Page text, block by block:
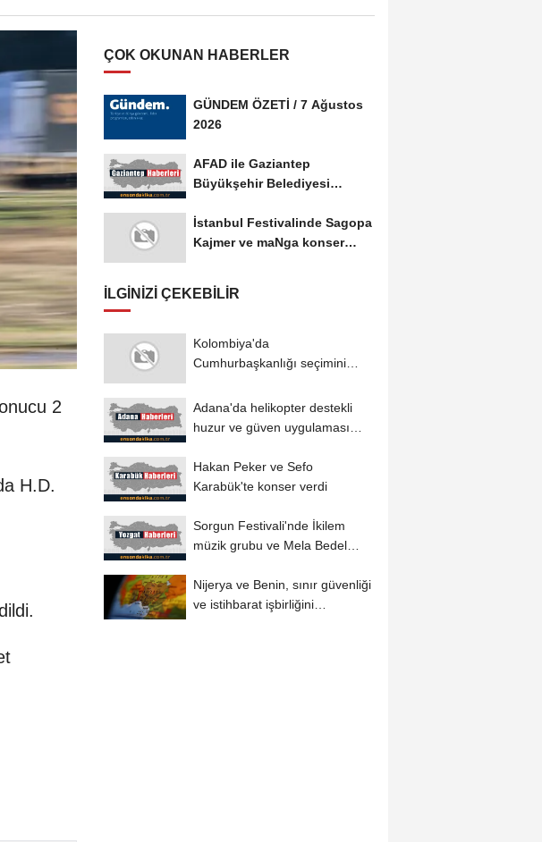
2
H.D.
ÇOK OKUNAN HABERLER
GÜNDEM ÖZETİ / 7 Ağustos
2026
AFAD ile Gaziantep
Büyükşehir Belediyesi
İstanbul Festivalinde Sagopa
Kajmer ve maNga konser
İLGINIZI ÇEKEBILIR
Kolombiya'da
Cumhurbaşkanlığı seçimini
Espriella...
Adana'da helikopter destekli
huzur ve güven uygulaması
Hakan Peker ve Sefo
Karabük'te konser verdi
Sorgun Festivali'nde İkilem
müzik grubu ve Mela Bedel
Nijerya ve Benin, sınır güvenliği
ve istihbarat işbirliğini